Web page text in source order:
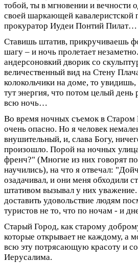
тобой, ты в мгновении и
своей шаркающей
прокуратор Иудеи Понтий Пилат…
Ставишь штатив, прикручиваешь
шагу – и ночь пролетает
андерсоновкий дворик со
величественный вид на Стену
колокольчики на доме, то
тут энергия, что потом целый
всю ночь…
Во время ночных съемок в Старом
очень опасно. Но я человек
внушительный, и, слава Богу,
произошло. Порой на ночных
френч?" (Многие из них говорят
научились), на что я отвечал:
озадачивал, и они меня обходили
штативом вызывал у них
доставить удовольствие людям
туристов не то, что по ночам - и
Старый Город, как старому
которые открывает не каждому, а
всю эту потрясающую красоту и
Иерусалима.